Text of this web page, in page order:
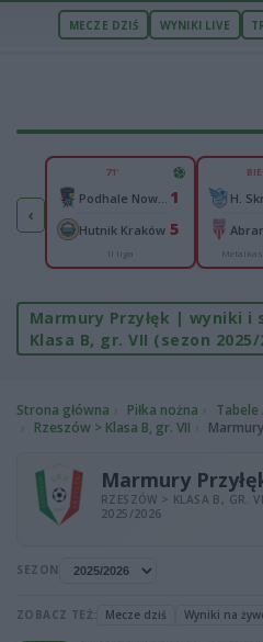
MECZE DZIŚ WYNIKI LIVE
‹
1
2
71'
1
Hutnik Kraków 5
II liga
Marmury Przyłęk | wyniki
Klasa B, gr. VII (sezon 2025/
Strona główna Piłka nożna
Rzeszów > Klasa B, gr. VII
Marmury
RZESZÓW > KLASA B, GR.
2025/2026
SEZON
ZOBACZ TEŻ: Mecze dziś Wyniki na